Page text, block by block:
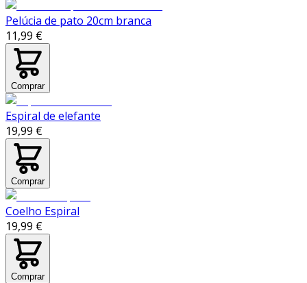
Pelúcia de pato 20cm branca
11,99 €
Comprar
Espiral de elefante
19,99 €
Comprar
Coelho Espiral
19,99 €
Comprar